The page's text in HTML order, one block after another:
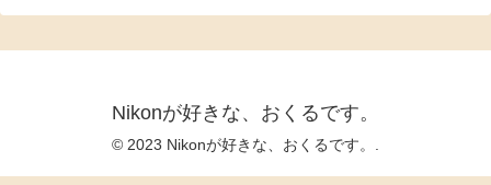
Nikonが好きな、おくるです。
© 2023 Nikonが好きな、おくるです。.